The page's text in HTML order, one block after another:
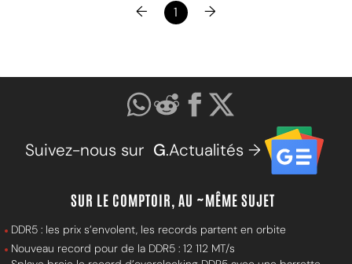
← 1 →
Suivez-nous sur G.Actualités →
SUR LE COMPTOIR, AU ~MÊME SUJET
DDR5 : les prix s’envolent, les records partent en orbite
Nouveau record pour de la DDR5 : 12 112 MT/s